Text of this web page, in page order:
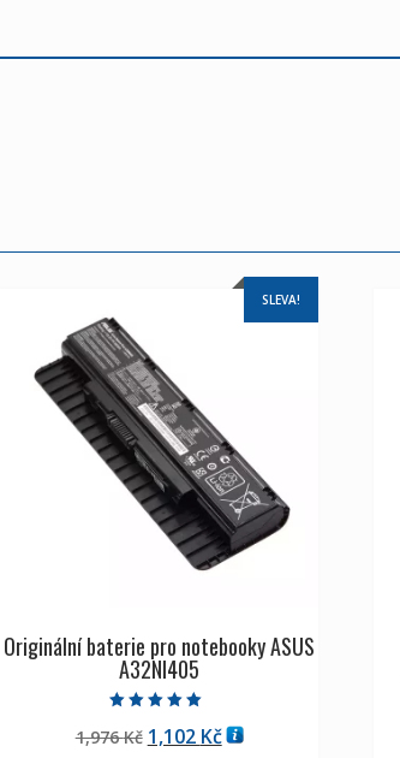
SLEVA!
Originální baterie pro notebooky ASUS
A32NI405
5.00
z 5
1,976Kč Původní
1,102 KčAktuální